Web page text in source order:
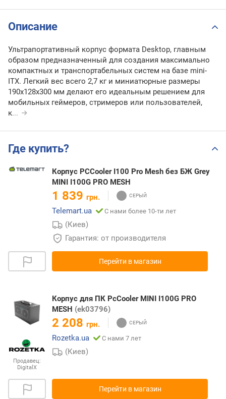
Описание
Ультрапортативный корпус формата Desktop, главным
образом предназначенный для создания максимально
компактных и транспортабельных систем на базе mini-
ITX. Легкий вес всего 2,7 кг и миниатюрные размеры
190x128x300 мм делают его идеальным решением для
мобильных геймеров, стримеров или пользователей,
к...
Где купить?
Корпус PCCooler I100 Pro Mesh без БЖ Grey
MINI I100G PRO MESH
1 839 грн.
Telemart.ua
С нами более 10-ти лет
(Киев)
Гарантия: от производителя
Перейти в магазин
Продавец:
DigitalX
Корпус для ПК PcCooler MINI I100G PRO
MESH (ek03796)
2 208 грн.
Rozetka.ua
С нами 7 лет
(Киев)
Перейти в магазин